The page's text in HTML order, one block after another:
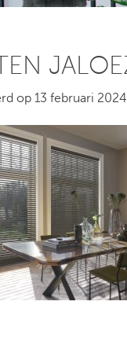
op 13 februari 2024